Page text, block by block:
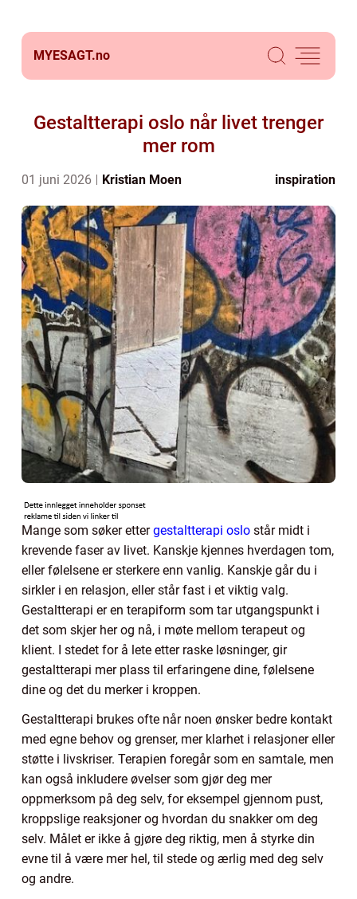
MYESAGT.no
Gestaltterapi oslo når livet trenger
mer rom
01 juni 2026 Kristian Moen inspiration
Mange som søker ettergestaltterapi oslo står midt i
krevende faser av livet. Kanskje kjennes hverdagen tom,
eller følelsene er sterkere enn vanlig. Kanskje går du i
sirkler i en relasjon, eller står fast i et viktig valg.
Gestaltterapi er en terapiform som tar utgangspunkt i
det som skjer her og nå, i møte mellom terapeut og
klient. I stedet for å lete etter raske løsninger, gir
gestaltterapi mer plass til erfaringene dine, følelsene
dine og det du merker i kroppen.
Gestaltterapi brukes ofte når noen ønsker bedre kontakt
med egne behov og grenser, mer klarhet i relasjoner eller
støtte i livskriser. Terapien foregår som en samtale, men
kan også inkludere øvelser som gjør deg mer
oppmerksom på deg selv, for eksempel gjennom pust,
kroppslige reaksjoner og hvordan du snakker om deg
selv. Målet er ikke å gjøre deg riktig, men å styrke din
evne til å være mer hel, til stede og ærlig med deg selv
og andre.